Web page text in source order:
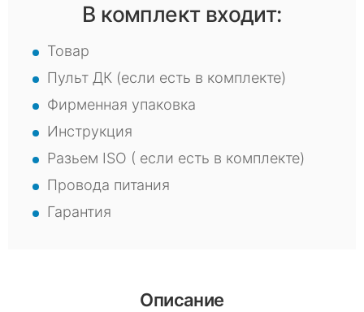
В комплект входит:
Товар
Пульт ДК (если есть в комплекте)
Фирменная упаковка
Инструкция
Разьем ISO ( если есть в комплекте)
Провода питания
Гарантия
Описание